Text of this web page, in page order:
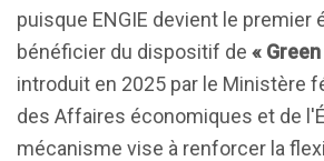
puisque ENGIE devient le premier
bénéficier du dispositif de «
introduit en 2025 par le Ministère
des Affaires économiques et de
mécanisme vise à renforcer la